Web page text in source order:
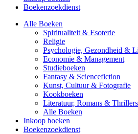
Boekenzoekdienst
Alle Boeken
Spiritualiteit & Esoterie
Religie
Psychologie, Gezondheid &
Economie & Management
Studieboeken
Fantasy & Sciencefiction
Kunst, Cultuur & Fotografie
Kookboeken
Literatuur, Romans & Thrillers
Alle Boeken
Inkoop boeken
Boekenzoekdienst